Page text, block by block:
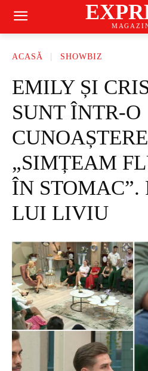
ACASĂ SHOWBIZ
EMILY ȘI
SUNT ÎNTR-O
„SIMȚEAM
ÎN STOMAC”.
LUI LIVIU